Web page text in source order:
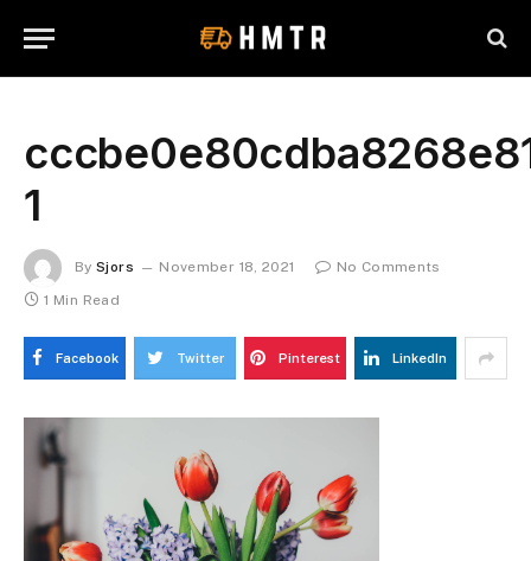
1
By Sjors November 18, 2021
No Comments
1 Min Read
Facebook Twitter Pinterest LinkedIn